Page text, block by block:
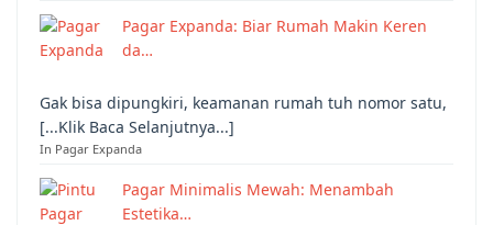
Pagar Expanda: Biar Rumah Makin Keren
da…
Gak bisa dipungkiri, keamanan rumah tuh nomor satu,
[...Klik Baca Selanjutnya...]
In Pagar Expanda
Pagar Minimalis Mewah: Menambah
Estetika…